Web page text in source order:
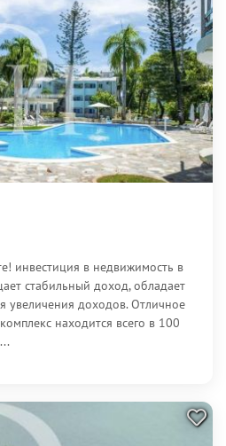
инвестиция в недвижимость в
стабильный доход, обладает
увеличения доходов. Отличное
находится всего в 100